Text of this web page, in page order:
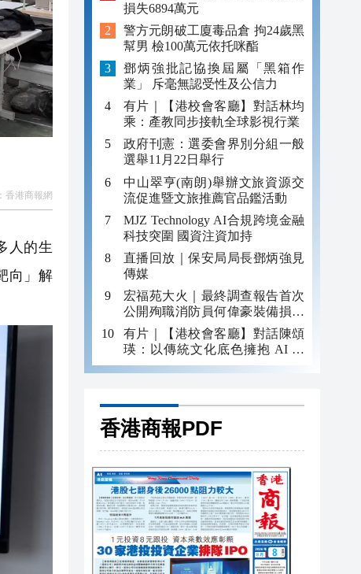
香港商報網
人的生
向」解
損失6894萬元
警方元朗破工廈毒品倉 拘24歲黑
幫男 檢100萬元依托咪酯
鄧炳強批記協換屆屬「黑箱作
業」 斥毫無認受性及公信力
有片｜【港校會客廳】對話林均
乘：產教同步接軌全球影視行業
政府刊憲：選委會界別分組一般
選舉11月22日舉行
中山翠亨(南朗)舉辦文旅資源交
流促進暨文旅推薦官品鑑活動
MJZ Technology AI合規跨境金融
科技突圍 國資注資加持
直播回放｜保安局局長鄧炳強見
傳媒
宏福苑大火｜最終調查報告首次
公開殉職消防員何偉豪裝備損毀
照片
有片｜【港校會客廳】對話陳頌
瑛：以傳統文化底色擁抱 AI 藝
術新發展
香港商報PDF